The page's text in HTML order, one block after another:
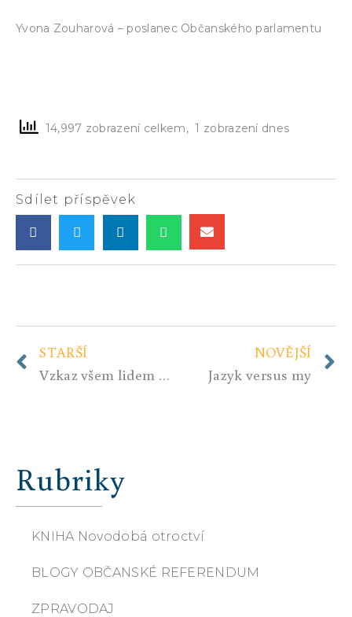
Yvona Zouharová – poslanec Občanského parlamentu
14,997 zobrazení celkem, 1 zobrazení dnes
Sdílet příspěvek
STARŠÍ
Vzkaz všem lidem dobré vůle-jde to!!!
NOVĚJŠÍ
Jazyk versus my
Rubriky
KNIHA Novodobá otroctví
BLOGY OBČANSKÉ REFERENDUM
ZPRAVODAJ